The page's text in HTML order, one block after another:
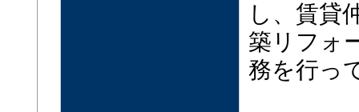
し、賃貸
築リフォ
務を行っ